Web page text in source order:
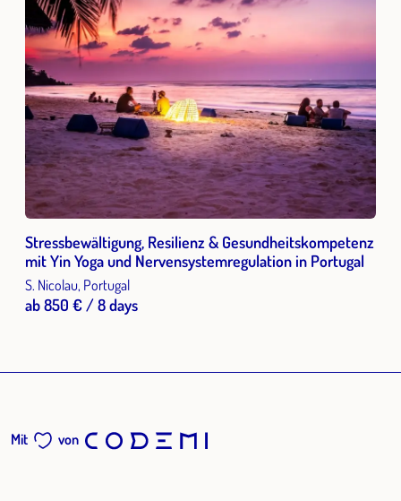
Stressbewältigung, Resilienz & Gesundheitskompetenz
mit Yin Yoga und Nervensystemregulation in Portugal
S. Nicolau, Portugal
ab 850 € / 8 days
Mit von